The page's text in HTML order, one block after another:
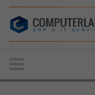
Demande